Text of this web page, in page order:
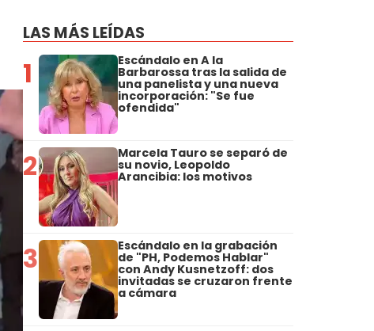
LAS MÁS LEÍDAS
1 Escándalo en A la
Barbarossa tras la salida de
una panelista y una nueva
incorporación: "Se fue
ofendida"
2 Marcela Tauro se separó de
su novio, Leopoldo
Arancibia: los motivos
3 Escándalo en la grabación
de "PH, Podemos Hablar"
con Andy Kusnetzoff: dos
invitadas se cruzaron frente
a cámara